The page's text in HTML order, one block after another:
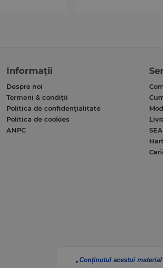
Informații
Despre noi
Termeni & condiții
Politica de confidențialitate
Politica de cookies
ANPC
„Conținutul acestui